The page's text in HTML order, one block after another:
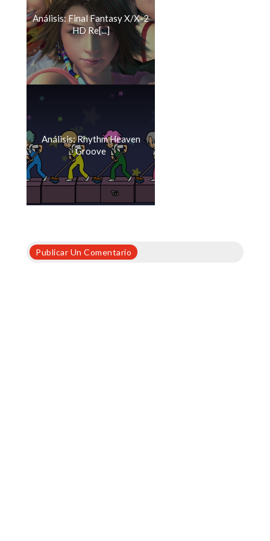
Análisis: Final Fantasy X/X-2
HD Re[...]
Análisis: Rhythm Heaven
Groove
Publicar Un Comentario